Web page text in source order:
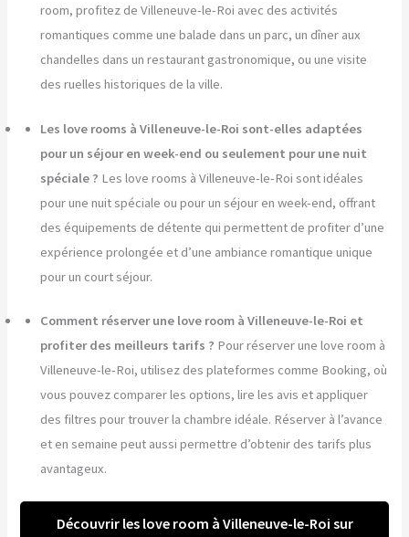
room, profitez de Villeneuve-le-Roi avec des activités
romantiques comme une balade dans un parc, un dîner aux
chandelles dans un restaurant gastronomique, ou une visite
des ruelles historiques de la ville.
Les love rooms à Villeneuve-le-Roi sont-elles adaptées
pour un séjour en week-end ou seulement pour une nuit
spéciale ? Les love rooms à Villeneuve-le-Roi sont idéales
pour une nuit spéciale ou pour un séjour en week-end, offrant
des équipements de détente qui permettent de profiter d’une
expérience prolongée et d’une ambiance romantique unique
pour un court séjour.
Comment réserver une love room à Villeneuve-le-Roi et
profiter des meilleurs tarifs ? Pour réserver une love room à
Villeneuve-le-Roi, utilisez des plateformes comme Booking, où
vous pouvez comparer les options, lire les avis et appliquer
des filtres pour trouver la chambre idéale. Réserver à l’avance
et en semaine peut aussi permettre d’obtenir des tarifs plus
avantageux.
Découvrir les love room à Villeneuve-le-Roi sur